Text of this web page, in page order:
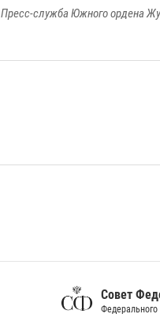
Пресс-служба Южного ордена
Совет Федерации
Федерального Собрания РФ